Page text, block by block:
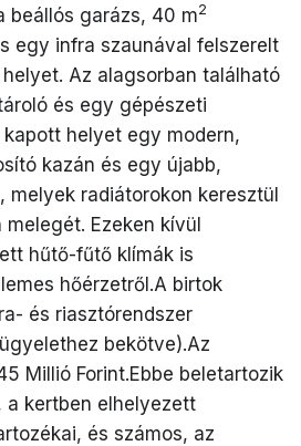
beállós garázs, 40 m2
egy infra szaunával felszerelt
Az alagsorban található
és egy gépészeti
helyet egy modern,
kazán és egy újabb,
melyek radiátorokon keresztül
Ezeken kívül
hűtő-fűtő klímák is
hőérzetről.A birtok
és riasztórendszer
bekötve).Az
Millió Forint.Ebbe beletartozik
a kertben elhelyezett
és számos, az